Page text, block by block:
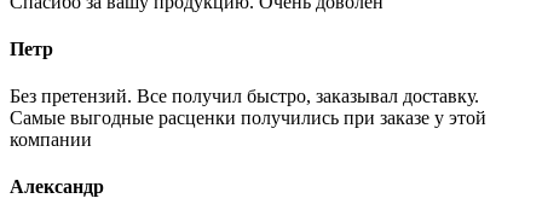
Петр
Без претензий. Все получил быстро, заказывал доставку.
Самые выгодные расценки получились при заказе у этой
компании
Александр